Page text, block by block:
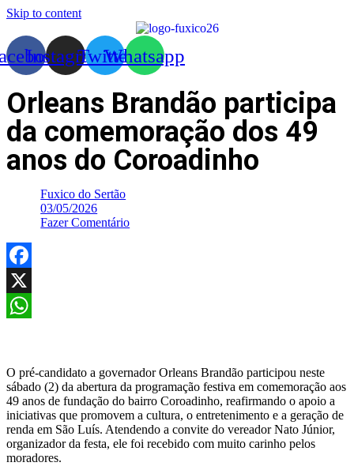
Skip to content
InstagramTwitterWhatsapp
Orleans Brandão participa
da comemoração dos 49
anos do Coroadinho
Fuxico do Sertão
03/05/2026
Fazer Comentário
Facebook
X
O pré-candidato a governador Orleans Brandão participou neste
sábado (2) da abertura da programação festiva em comemoração aos
49 anos de fundação do bairro Coroadinho, reafirmando o apoio a
iniciativas que promovem a cultura, o entretenimento e a geração de
renda em São Luís. Atendendo a convite do vereador Nato Júnior,
organizador da festa, ele foi recebido com muito carinho pelos
moradores.